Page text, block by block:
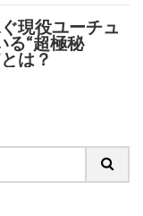
現役ユーチュ
る“超極秘
は？